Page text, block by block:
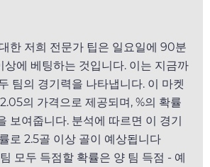
한 저희 전문가 팁은 일요일에 90분
상에 베팅하는 것입니다. 이는 지금까
팀의 경기력을 나타냅니다. 이 마켓
2.05의 가격으로 제공되며, %의 확률
보여줍니다. 분석에 따르면 이 경기
로 2.5골 이상 골이 예상됩니다
모두 득점할 확률은 양 팀 득점 - 예